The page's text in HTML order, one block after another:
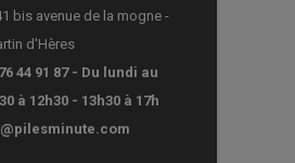
bis avenue de la mogne -
d'Hères
44 91 87 - Du lundi au
à 12h30 - 13h30 à 17h